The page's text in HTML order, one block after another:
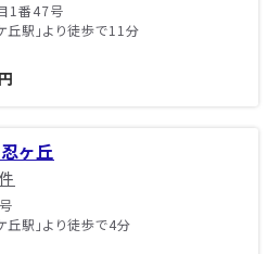
1番47号
駅」より徒歩で11分
ヶ丘
駅」より徒歩で4分